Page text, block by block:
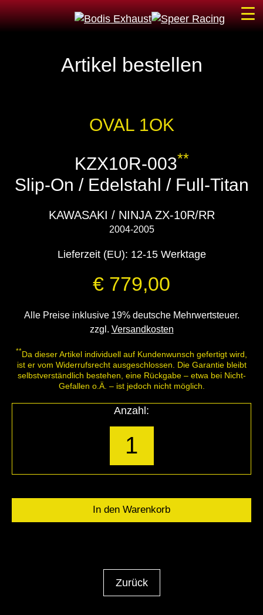
Artikel bestellen
OVAL 1OK
KZX10R-003**
Slip-On / Edelstahl / Full-Titan
KAWASAKI / NINJA ZX-10R/RR
2004-2005
Lieferzeit (EU): 12-15 Werktage
€ 779,00
Alle Preise inklusive 19% deutsche Mehrwertsteuer.
zzgl. Versandkosten
**Da dieser Artikel individuell auf Kundenwunsch gefertigt wird,
ist er vom Widerrufsrecht ausgeschlossen. Die Garantie bleibt
selbstverständlich bestehen, eine Rückgabe – etwa bei Nicht-
Gefallen o.Ä. – ist jedoch nicht möglich.
Anzahl:
Zurück
☰